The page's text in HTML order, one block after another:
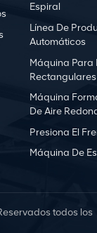
Espiral
Línea De
Automáticos
Máquina
Rectangulares
Máquina
De Aire
Presiona El
Máquina De
todos los